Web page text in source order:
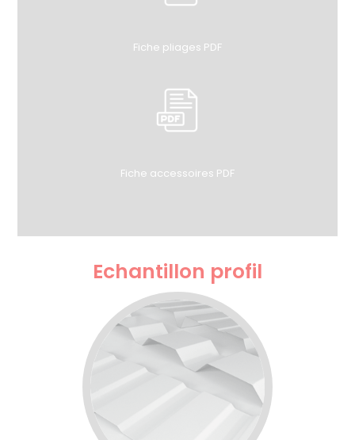
Fiche pliages PDF
Fiche accessoires PDF
Echantillon profil